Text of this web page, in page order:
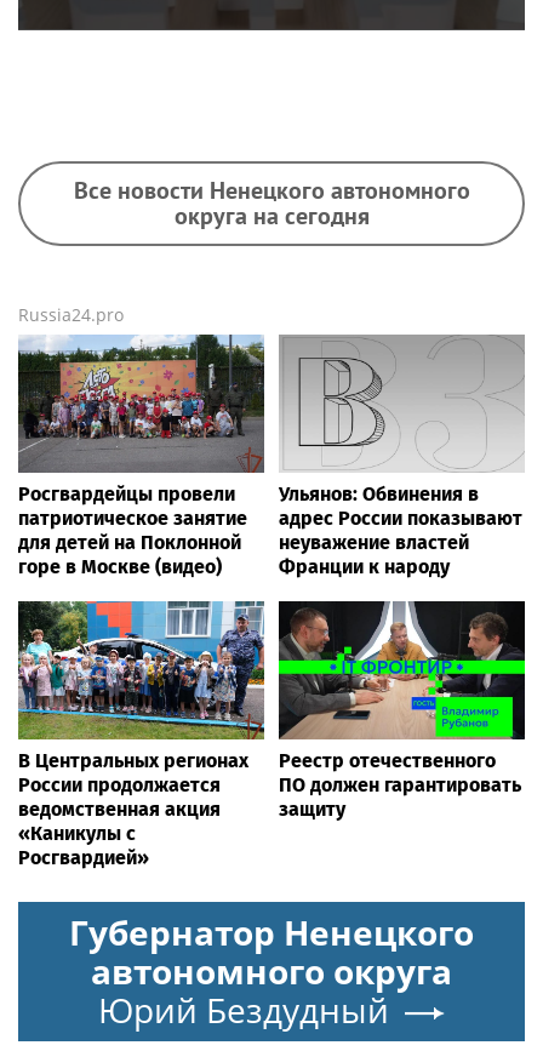
Все новости Ненецкого автономного
округа на сегодня
Russia24.pro
Росгвардейцы провели
патриотическое занятие
для детей на Поклонной
горе в Москве (видео)
Ульянов: Обвинения в
адрес России показывают
неуважение властей
Франции к народу
В Центральных регионах
России продолжается
ведомственная акция
«Каникулы с
Росгвардией»
Реестр отечественного
ПО должен гарантировать
защиту
Губернатор Ненецкого
автономного округа
Юрий Бездудный